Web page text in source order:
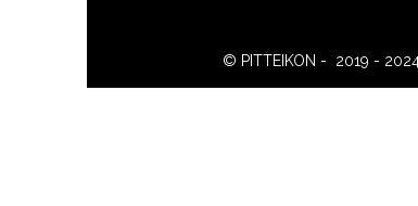
© PITTEIKON - 2019 - 2024